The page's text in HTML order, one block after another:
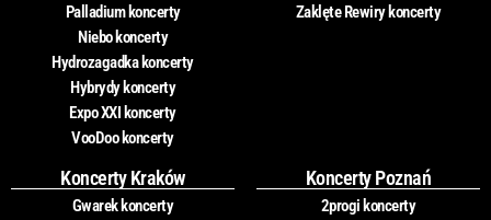
Palladium koncerty
Niebo koncerty
Hydrozagadka koncerty
Hybrydy koncerty
Expo XXI koncerty
VooDoo koncerty
Zaklęte Rewiry koncerty
Koncerty Kraków
Gwarek koncerty
Koncerty Poznań
2progi koncerty